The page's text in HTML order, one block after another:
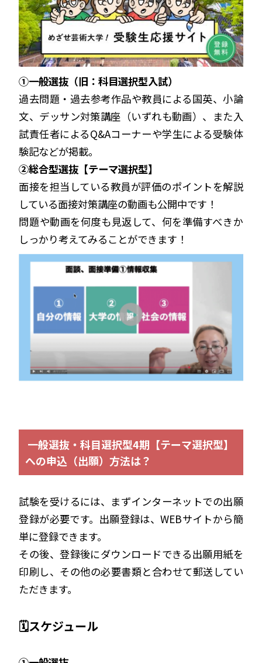
①一般選抜（旧：科目選択型入試）
過去問題・過去参考作品や教員による国英、小論
文、デッサン対策講座（いずれも動画）、また入
試責任者によるQ&Aコーナーや学生による受験体
験記などが掲載。
②総合型選抜【テーマ選択型】
面接を担当している教員が評価のポイントを解説
している面接対策講座の動画も公開中です！
問題や動画を何度も見返して、何を準備すべきか
しっかり考えてみることができます！
一般選抜・科目選択型4期【テーマ選択型】
への申込（出願）方法は？
試験を受けるには、まずインターネットでの出願
登録が必要です。出願登録は、WEBサイトから簡
単に登録できます。
その後、登録後にダウンロードできる出願用紙を
印刷し、その他の必要書類と合わせて郵送してい
ただきます。
🗓️スケジュール